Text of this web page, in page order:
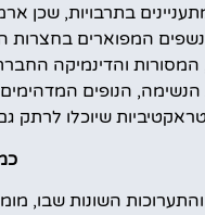
בתרבויות, שכן
המפוארים בחצרות
והדינמיקה
הנופים המדהימים
שיוכלו לרתק